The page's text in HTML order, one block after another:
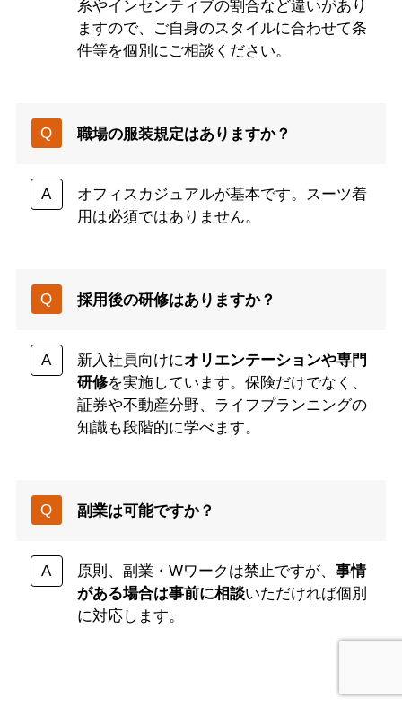
系やインセンティブの割合など違いがあり
ますので、ご自身のスタイルに合わせて条
件等を個別にご相談ください。
職場の服装規定はありますか？
オフィスカジュアルが基本です。スーツ着
用は必須ではありません。
採用後の研修はありますか？
新入社員向けにオリエンテーションや専門
研修を実施しています。保険だけでなく、
証券や不動産分野、ライフプランニングの
知識も段階的に学べます。
副業は可能ですか？
原則、副業・Wワークは禁止ですが、 事情
がある場合は事前に相談いただければ個別
に対応します。